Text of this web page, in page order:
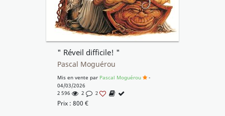
" Réveil difficile! "
Pascal Moguérou
Mis en vente par Pascal Moguérou
-
04/03/2026
2 596
2 2
Prix : 800 €